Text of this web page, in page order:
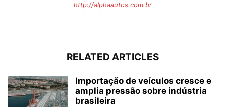
http://alphaautos.com.br
RELATED ARTICLES
Importação de veículos cresce e
amplia pressão sobre indústria
brasileira